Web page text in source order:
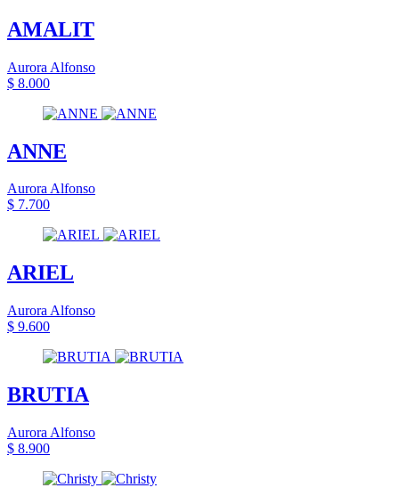
AMALIT
Aurora Alfonso
$ 8.000
ANNE
Aurora Alfonso
$ 7.700
ARIEL
Aurora Alfonso
$ 9.600
BRUTIA
Aurora Alfonso
$ 8.900